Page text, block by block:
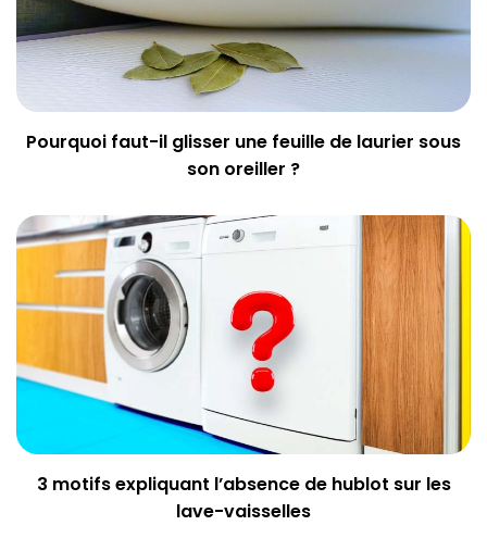
Pourquoi faut-il glisser une feuille de laurier sous
son oreiller ?
3 motifs expliquant l’absence de hublot sur les
lave-vaisselles